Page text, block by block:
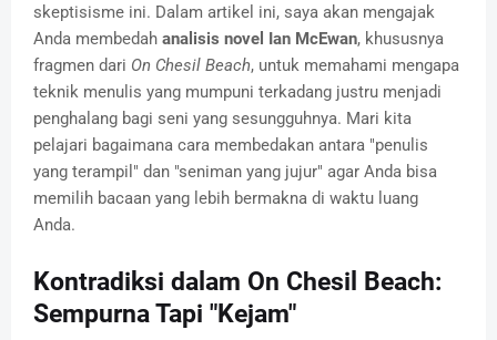
skeptisisme ini. Dalam artikel ini, saya akan mengajak
Anda membedah analisis novel Ian McEwan, khususnya
fragmen dari On Chesil Beach, untuk memahami mengapa
teknik menulis yang mumpuni terkadang justru menjadi
penghalang bagi seni yang sesungguhnya. Mari kita
pelajari bagaimana cara membedakan antara "penulis
yang terampil" dan "seniman yang jujur" agar Anda bisa
memilih bacaan yang lebih bermakna di waktu luang
Anda.
Kontradiksi dalam On Chesil Beach:
Sempurna Tapi "Kejam"